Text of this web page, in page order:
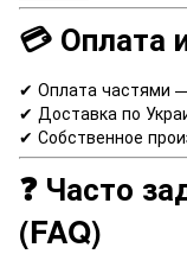
💳 Оплата
✔ Оплата частями
✔ Доставка по
✔ Собственное
❓ Часто
(FAQ)